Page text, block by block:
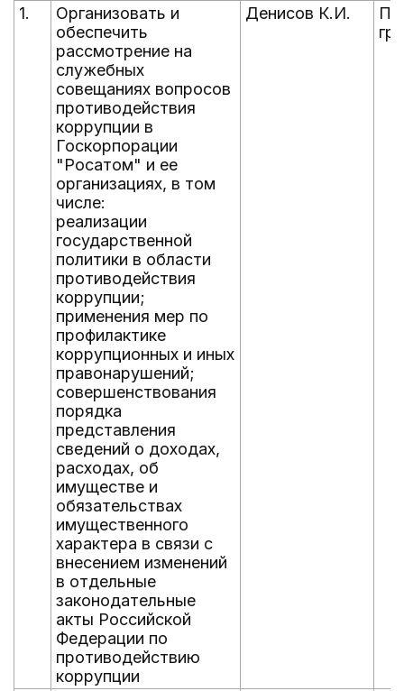
1.
Организовать и
обеспечить
рассмотрение на
служебных
совещаниях вопросов
противодействия
коррупции в
Госкорпорации
"Росатом" и ее
организациях, в том
числе:
реализации
государственной
политики в области
противодействия
коррупции;
применения мер по
профилактике
коррупционных и иных
правонарушений;
совершенствования
порядка
представления
сведений о доходах,
расходах, об
имуществе и
обязательствах
имущественного
характера в связи с
внесением изменений
в отдельные
законодательные
акты Российской
Федерации по
противодействию
коррупции
Денисов К.И.
По